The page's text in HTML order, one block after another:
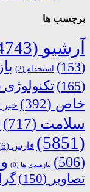
برچسب ها
آرشیو (4743)
(153)
استخدام (2)
(165)
تکنولوژی
خاص (392)
سلامت (717)
(5851)
فارس (6)
(506)
نیازمندی ها (0)
تصاویر (150)